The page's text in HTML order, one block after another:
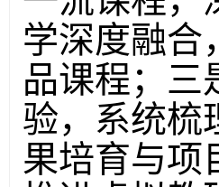
学深度融合
品课程；三
验，系统梳
果培育与项